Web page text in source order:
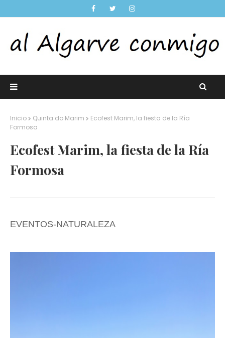
Inicio Quinta do Marim
Ecofest Marim, la fiesta de la Ría
Formosa
Ecofest Marim, la fiesta de la Ría
Formosa
EVENTOS-NATURALEZA